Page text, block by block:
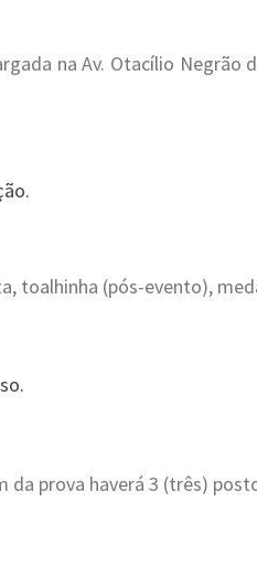
na Av. Otacílio Negrão
toalhinha (pós-evento),
da prova haverá 3 (três)